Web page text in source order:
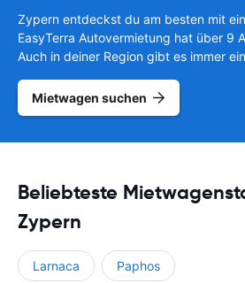
Zypern entdeckst du am besten mit
EasyTerra Autovermietung hat über 9
Auch in deiner Region gibt es immer
Mietwagen suchen
Beliebteste
Zypern
Larnaca Paphos